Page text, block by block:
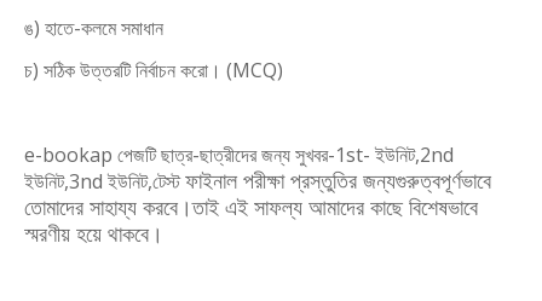
ঙ) হাতে-কলমে সমাধান
চ) সঠিক উত্তরটি নির্বাচন করো। (MCQ)
e-bookap পেজটি ছাত্র-ছাত্রীদের জন্য সুখবর-1st- ইউনিট,2nd
ইউনিট,3nd ইউনিট,টেস্টফাইনাল পরীক্ষা প্রস্তুতির জন্যগুরুত্বপূর্ণভাবে
তোমাদের সাহায্য করবে।তাই এই সাফল্য আমাদের কাছে বিশেষভাবে
স্মরণীয় হয়ে থাকবে।